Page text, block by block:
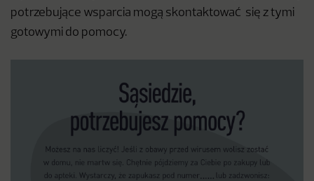
potrzebujące wsparcia mogą skontaktować się z tymi
gotowymi do pomocy.